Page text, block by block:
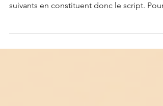
Cet essai fut élaboré et écrit pour être
suivants en constituent donc le script.